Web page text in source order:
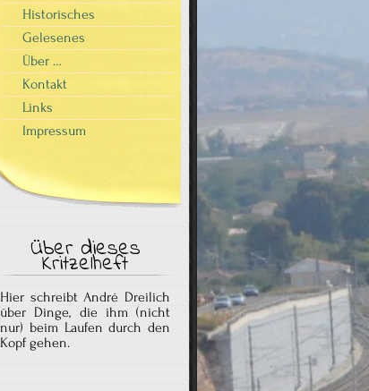
Historisches
Gelesenes
Über …
Kontakt
Links
Impressum
Über dieses
Kritzelheft
Hier schreibt André Dreilich
über Dinge, die ihm (nicht
nur) beim Laufen durch den
Kopf gehen.